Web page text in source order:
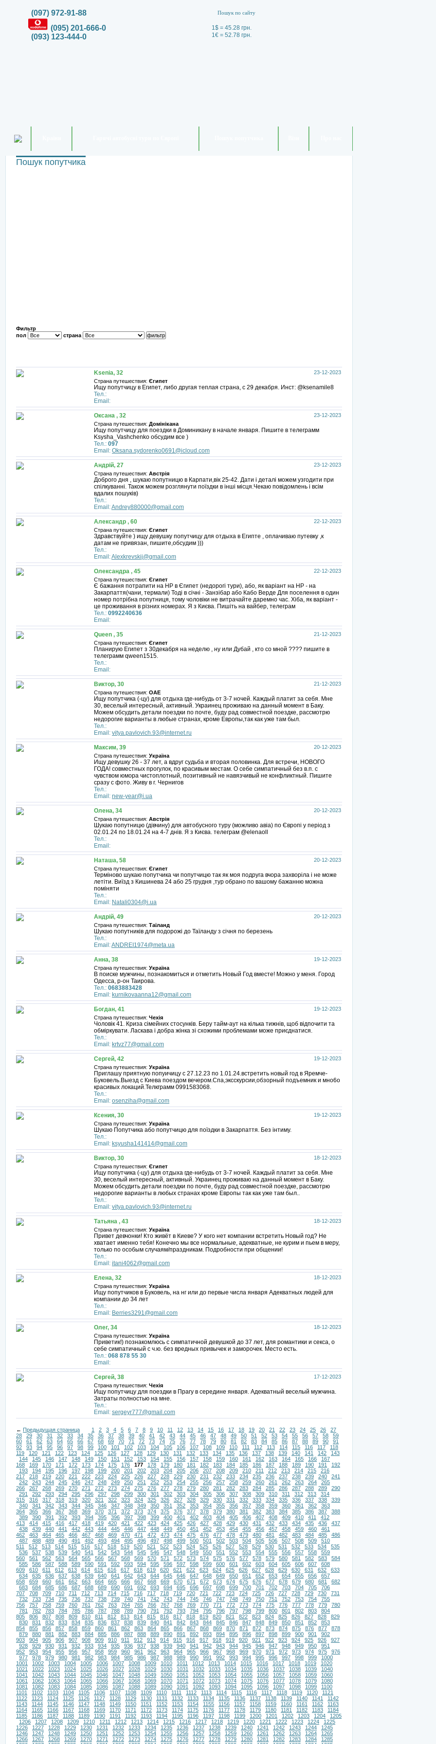
1$ = 45.28 грн.
1€ = 52.78 грн.
(097) 972-91-88
(095) 201-666-0
(093) 123-444-0
Пошук попутчика
Фильтр
пол
страна
23-12-2023
Ksenia, 32
Страна путешествия: Єгипет
Ищу попутчицу в Египет, либо другая теплая страна, с 29 декабря. Инст: @ksenamile8
Тел.:
Email:
23-12-2023
Оксана , 32
Страна путешествия: Домінікана
Ищу попутчицу для поездки в Доминикану в начале января. Пишите в телеграмм
Ksysha_Vashchenko обсудим все )
Тел.: 097
Email: Oksana.sydorenko0691@icloud.com
23-12-2023
Андрій, 27
Страна путешествия: Австрія
Доброго дня , шукаю попутницю в Карпати,вік 25-42. Дати і деталі можем узгодити при
спілкуванні. Також можем розглянути поїздки в інші місця.Чекаю повідомлень і всім
вдалих пошуків)
Тел.:
Email:Andrey880000@gmail.com
22-12-2023
Александр , 60
Страна путешествия: Єгипет
Здравствуйте ) ищу девушку попутчицу для отдыха в Египте , оплачиваю путевку ,к
датам не привязан, пишите,обсудим )))
Тел.:
Email:Alexkrevskij@gmail.com
22-12-2023
Олександра , 45
Страна путешествия: Єгипет
Є бажання потрапити на НР в Єгипет (недорогі тури), або, як варіант на НР - на
Закарпаття(чани, термали) Тоді в січні - Занзібар або Кабо Верде Для поселення в один
номер потрібна попутниця, тому чоловіки не витрачайте даремно час. Хіба, як варіант -
це проживання в різних номерах. Я з Києва. Пишіть на вайбер, телеграм
Тел.: 0992240636
Email:
21-12-2023
Queen , 35
Страна путешествия: Єгипет
Планирую Египет з 30декабря на неделю , ну или Дубай , кто со мной ???? пишите в
телеграмм qween1515.
Тел.:
Email:
21-12-2023
Виктор, 30
Страна путешествия: ОАЕ
Ищу попутчика (-цу) для отдыха где-нибудь от 3-7 ночей. Каждый платит за себя. Мне
30, веселый интересный, активный. Украинец проживаю на данный момент в Баку.
Можем обсудить детали поездки по почте, буду рад совместной поездке, рассмотрю
недорогие варианты в любые странах, кроме Европы,так как уже там был.
Тел.:
Email: vitya.pavlovich.93@internet.ru
20-12-2023
Максим, 39
Страна путешествия: Україна
Ищу девушку 26 - 37 лет, а вдруг судьба и вторая половинка. Для встречи, НОВОГО
ГОДА! совместных прогулок, по красивым местам. О себе симпатичный без в.п. с
чувством юмора чистоплотный, позитивный не навязчивый не конфликтный. Пишите
сразу с фото. Живу в г. Чернигов
Тел.:
Email: new-year@i.ua
20-12-2023
Олена, 34
Страна путешествия: Австрія
Шукаю попутницю (дівчину) для автобусного туру (можливо авіа) по Європі у період з
02.01.24 по 18.01.24 на 4-7 днів. Я з Києва. телеграм @elenaoll
Тел.:
Email:
20-12-2023
Наташа, 58
Страна путешествия: Єгипет
Терміново шукаю попутчика чи попутчицю так як моя подруга вчора захворіла і не може
летіти. Виїзд з Кишинева 24 або 25 грудня ,тур обрано по вашому бажанню можна
поміняти
Тел.:
Email: Natali0304@i.ua
20-12-2023
Андрій, 49
Страна путешествия: Таїланд
Шукаю попутників для подорожі до Таїланду з січня по березень
Тел.:
Email:ANDREI1974@meta.ua
19-12-2023
Анна, 38
Страна путешествия: Україна
В поиске мужчины, познакомиться и отметить Новый Год вместе! Можно у меня. Город
Одесса, р-он Таирова.
Тел.: 0683883428
Email: kurnikovaanna12@gmail.com
19-12-2023
Богдан, 41
Страна путешествия: Чехія
Чоловік 41. Криза сімейних стосунків. Беру тайм-аут на кілька тижнів, щоб відпочити та
обміркувати. Ласкава і добра жінка зі схожими проблемами може приєднатися.
Тел.:
Email: krtvz77@gmail.com
19-12-2023
Сергей, 42
Страна путешествия: Україна
Приглашу приятную попуичицу с 27.12.23 по 1.01.24.встретить новый год в Яремче-
Буковель.Выезд с Киева поездом вечером.Спа,эксскурсии,обзорный подъемник и мно6о
красивых локаций.Телкграмм 0991583068.
Тел.:
Email: osenziha@gmail.com
19-12-2023
Ксения, 30
Страна путешествия: Україна
Шукаю Попутчика або попутчицю для поїздки в Закарпаття. Без інтиму.
Тел.:
Email: ksyusha141414@gmail.com
18-12-2023
Виктор, 30
Страна путешествия: Єгипет
Ищу попутчика (-цу) для отдыха где-нибудь от 3-7 ночей. Каждый платит за себя. Мне
30, веселый интересный, активный. Украинец проживаю на данный момент в Баку.
Можем обсудить детали поездки по почте, буду рад совместной поездке, рассмотрю
недорогие варианты в любых странах кроме Европы так как уже там был..
Тел.:
Email: vitya.pavlovich.93@internet.ru
18-12-2023
Татьяна , 43
Страна путешествия: Україна
Привет девчонки! Кто живёт в Киеве? У кого нет компании встретить Новый год? Не
хватает именно тебя! Конечно мы все нормальные, адекватные, не курим и пьем в меру,
только по особым случаям/праздникам. Подробности при общении!
Тел.:
Email: itani4062@gmail.com
18-12-2023
Елена, 32
Страна путешествия: Україна
Ищу попутчиков в Буковель, на нг или до первые числа января Адекватных людей для
компании до 34 лет
Тел.:
Email: Berries3291@gmail.com
18-12-2023
Олег, 34
Страна путешествия: Україна
Приветик!) познакомлюсь с симпатичной девушкой до 37 лет, для романтики и секса, о
себе симпатичный с ч.ю. без вредных привычек и заморочек. Место есть.
Тел.: 068 878 55 30
Email:
17-12-2023
Сергей, 38
Страна путешествия: Чехія
Ищу попутчицу для поездки в Прагу в середине января. Адекватный веселый мужчина.
Затраты полностью на мне.
Тел.:
Email: sergeyr777@gmail.com
← Предыдущая страница 1 2 3 4 5 6 7 8 9 10 11 12 13 14 15 16 17 18 19 20 21 22 23 24 25 26
27
28
29 30 31 32 33 34 35 36 37 38 39 40 41 42 43 44 45 46 47 48 49 50 51 52 53 54 55 56 57 58
59
60
61 62 63 64 65 66 67 68 69 70 71 72 73 74 75 76 77 78 79 80 81 82 83 84 85 86 87 88 89 90
91
92
93 94 95 96 97 98 99 100 101 102 103 104 105 106 107 108 109 110 111 112 113 114 115 116 117
118
119
120 121 122 123 124 125 126 127 128 129 130 131 132 133 134 135 136 137 138 139 140 141 142
143
144
145 146 147 148 149 150 151 152 153 154 155 156 157 158 159 160 161 162 163 164 165 166
167
168
169 170 171 172 173 174 175 176 177 178 179 180 181 182 183 184 185 186 187 188 189 190 191
192
193
194 195 196 197 198 199 200 201 202 203 204 205 206 207 208 209 210 211 212 213 214 215
216
217
218 219 220 221 222 223 224 225 226 227 228 229 230 231 232 233 234 235 236 237 238 239 240
241
242
243 244 245 246 247 248 249 250 251 252 253 254 255 256 257 258 259 260 261 262 263 264
265
266
267 268 269 270 271 272 273 274 275 276 277 278 279 280 281 282 283 284 285 286 287 288 289
290
291
292 293 294 295 296 297 298 299 300 301 302 303 304 305 306 307 308 309 310 311 312 313
314
315
316 317 318 319 320 321 322 323 324 325 326 327 328 329 330 331 332 333 334 335 336 337 338
339
340
341 342 343 344 345 346 347 348 349 350 351 352 353 354 355 356 357 358 359 360 361 362
363
364
365 366 367 368 369 370 371 372 373 374 375 376 377 378 379 380 381 382 383 384 385 386 387
388
389
390 391 392 393 394 395 396 397 398 399 400 401 402 403 404 405 406 407 408 409 410 411
412
413
414 415 416 417 418 419 420 421 422 423 424 425 426 427 428 429 430 431 432 433 434 435 436
437
438
439 440 441 442 443 444 445 446 447 448 449 450 451 452 453 454 455 456 457 458 459 460
461
462
463 464 465 466 467 468 469 470 471 472 473 474 475 476 477 478 479 480 481 482 483 484 485
486
487
488 489 490 491 492 493 494 495 496 497 498 499 500 501 502 503 504 505 506 507 508 509
510
511
512 513 514 515 516 517 518 519 520 521 522 523 524 525 526 527 528 529 530 531 532 533 534
535
536
537 538 539 540 541 542 543 544 545 546 547 548 549 550 551 552 553 554 555 556 557 558
559
560
561 562 563 564 565 566 567 568 569 570 571 572 573 574 575 576 577 578 579 580 581 582 583
584
585
586 587 588 589 590 591 592 593 594 595 596 597 598 599 600 601 602 603 604 605 606 607
608
609
610 611 612 613 614 615 616 617 618 619 620 621 622 623 624 625 626 627 628 629 630 631 632
633
634
635 636 637 638 639 640 641 642 643 644 645 646 647 648 649 650 651 652 653 654 655 656
657
658
659 660 661 662 663 664 665 666 667 668 669 670 671 672 673 674 675 676 677 678 679 680 681
682
683
684 685 686 687 688 689 690 691 692 693 694 695 696 697 698 699 700 701 702 703 704 705
706
707
708 709 710 711 712 713 714 715 716 717 718 719 720 721 722 723 724 725 726 727 728 729 730
731
732
733 734 735 736 737 738 739 740 741 742 743 744 745 746 747 748 749 750 751 752 753 754
755
756
757 758 759 760 761 762 763 764 765 766 767 768 769 770 771 772 773 774 775 776 777 778 779
780
781
782 783 784 785 786 787 788 789 790 791 792 793 794 795 796 797 798 799 800 801 802 803
804
805
806 807 808 809 810 811 812 813 814 815 816 817 818 819 820 821 822 823 824 825 826 827 828
829
830
831 832 833 834 835 836 837 838 839 840 841 842 843 844 845 846 847 848 849 850 851 852
853
854
855 856 857 858 859 860 861 862 863 864 865 866 867 868 869 870 871 872 873 874 875 876 877
878
879
880 881 882 883 884 885 886 887 888 889 890 891 892 893 894 895 896 897 898 899 900 901
902
903
904 905 906 907 908 909 910 911 912 913 914 915 916 917 918 919 920 921 922 923 924 925 926
927
928
929 930 931 932 933 934 935 936 937 938 939 940 941 942 943 944 945 946 947 948 949 950
951
952
953 954 955 956 957 958 959 960 961 962 963 964 965 966 967 968 969 970 971 972 973 974 975
976
977
978 979 980 981 982 983 984 985 986 987 988 989 990 991 992 993 994 995 996 997 998 999
1000
1001
1002 1003 1004 1005 1006 1007 1008 1009 1010 1011 1012 1013 1014 1015 1016 1017 1018 1019
1020
1021
1022 1023 1024 1025 1026 1027 1028 1029 1030 1031 1032 1033 1034 1035 1036 1037 1038 1039
1040
1041
1042 1043 1044 1045 1046 1047 1048 1049 1050 1051 1052 1053 1054 1055 1056 1057 1058 1059
1060
1061
1062 1063 1064 1065 1066 1067 1068 1069 1070 1071 1072 1073 1074 1075 1076 1077 1078 1079
1080
1081
1082 1083 1084 1085 1086 1087 1088 1089 1090 1091 1092 1093 1094 1095 1096 1097 1098 1099
1100
1101
1102 1103 1104 1105 1106 1107 1108 1109 1110 1111 1112 1113 1114 1115 1116 1117 1118 1119 1120
1121
1122
1123 1124 1125 1126 1127 1128 1129 1130 1131 1132 1133 1134 1135 1136 1137 1138 1139 1140 1141
1142
1143
1144 1145 1146 1147 1148 1149 1150 1151 1152 1153 1154 1155 1156 1157 1158 1159 1160 1161 1162
1163
1164
1165 1166 1167 1168 1169 1170 1171 1172 1173 1174 1175 1176 1177 1178 1179 1180 1181 1182 1183
1184
1185
1186 1187 1188 1189 1190 1191 1192 1193 1194 1195 1196 1197 1198 1199 1200 1201 1202 1203 1204
1205
1206
1207 1208 1209 1210 1211 1212 1213 1214 1215 1216 1217 1218 1219 1220 1221 1222 1223 1224
1225
1226
1227 1228 1229 1230 1231 1232 1233 1234 1235 1236 1237 1238 1239 1240 1241 1242 1243 1244
1245
1246
1247 1248 1249 1250 1251 1252 1253 1254 1255 1256 1257 1258 1259 1260 1261 1262 1263 1264
1265
1266
1267 1268 1269 1270 1271 1272 1273 1274 1275 1276 1277 1278 1279 1280 1281 1282 1283 1284
1285